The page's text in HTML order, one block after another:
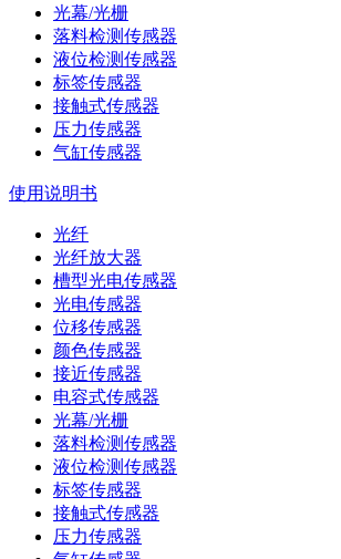
光幕/光栅
落料检测传感器
液位检测传感器
标签传感器
接触式传感器
压力传感器
气缸传感器
使用说明书
光纤
光纤放大器
槽型光电传感器
光电传感器
位移传感器
颜色传感器
接近传感器
电容式传感器
光幕/光栅
落料检测传感器
液位检测传感器
标签传感器
接触式传感器
压力传感器